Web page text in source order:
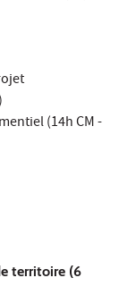
(14h CM -
territoire (6